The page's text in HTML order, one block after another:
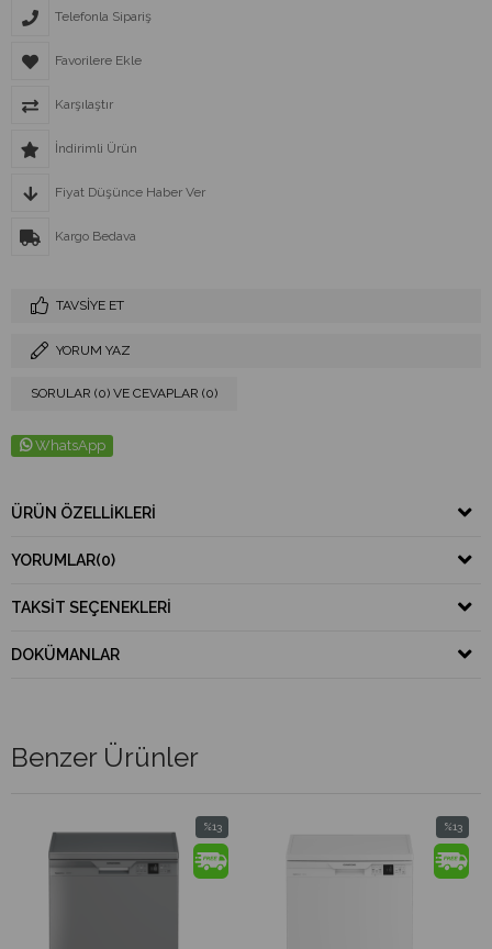
Telefonla Sipariş
Favorilere Ekle
Karşılaştır
İndirimli Ürün
Fiyat Düşünce Haber Ver
Kargo Bedava
TAVSIYE ET
YORUM YAZ
SORULAR (0) VE CEVAPLAR (0)
WhatsApp
ÜRÜN ÖZELLIKLERI
YORUMLAR(0)
TAKSIT SEÇENEKLERI
DOKÜMANLAR
Benzer Ürünler
%13İndirim
%13İndirim